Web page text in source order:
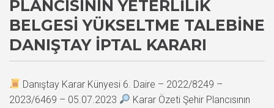
PLANCISININ YETERLILIK
BELGESI YÜKSELTME TALEBINE
DANIŞTAY İPTAL KARARI
Danıştay Karar Künyesi 6. Daire – 2022/8249 –
2023/6469 – 05.07.2023
Karar Özeti Şehir Plancısının